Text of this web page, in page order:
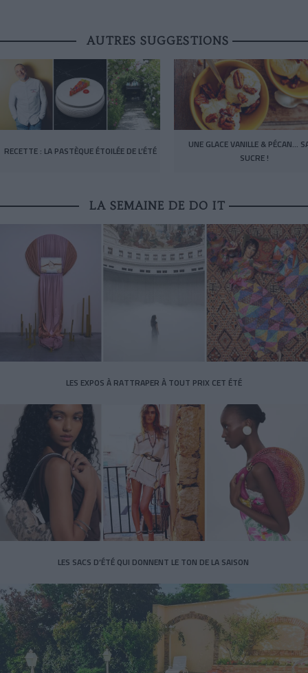
AUTRES SUGGESTIONS
RECETTE : LA PASTÈQUE ÉTOILÉE DE L’ÉTÉ
UNE GLACE VANILLE & PÉCAN…
SUCRE !
LA SEMAINE DE DO IT
LES EXPOS À RATTRAPER À TOUT PRIX CET ÉTÉ
LES SACS D’ÉTÉ QUI DONNENT LE TON DE LA SAISON